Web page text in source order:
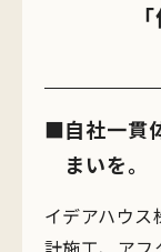
自社一貫
まいを。
イデアハウ